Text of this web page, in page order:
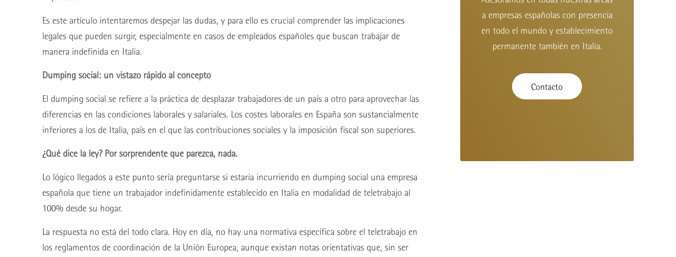
Es este artículo intentaremos despejar las dudas, y para ello es crucial comprender las implicaciones
legales que pueden surgir, especialmente en casos de empleados españoles que buscan trabajar de
manera indefinida en Italia.
Dumping social: un vistazo rápido al concepto
El dumping social se refiere a la práctica de desplazar trabajadores de un país a otro para aprovechar las
diferencias en las condiciones laborales y salariales. Los costes laborales en España son sustancialmente
inferiores a los de Italia, país en el que las contribuciones sociales y la imposición fiscal son superiores.
¿Qué dice la ley? Por sorprendente que parezca, nada.
Lo lógico llegados a este punto sería preguntarse si estaría incurriendo en dumping social una empresa
española que tiene un trabajador indefinidamente establecido en Italia en modalidad de teletrabajo al
100% desde su hogar.
La respuesta no está del todo clara. Hoy en día, no hay una normativa específica sobre el teletrabajo en
los reglamentos de coordinación de la Unión Europea, aunque existan notas orientativas que, sin ser
a empresas españolas con presencia
en todo el mundo y establecimiento
permanente también en Italia.
Contacto